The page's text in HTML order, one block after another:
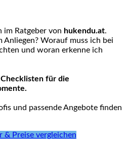
im Ratgeber von hukendu.at.
Worauf muss ich bei
und woran erkenne ich
für die
und passende Angebote finden
& Preise vergleichen